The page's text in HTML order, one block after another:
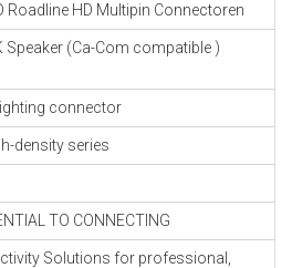
Roadline HD Multipin Connectoren
Speaker (Ca-Com compatible )
connector
density series
TO CONNECTING
Solutions for professional,